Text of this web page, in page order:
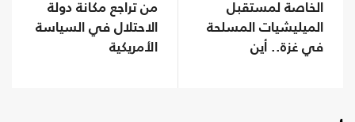
الخاصة لمستقبل
الميليشيات المسلحة
في غزة.. أين
من تراجع مكانة دولة
الاحتلال في السياسة
الأمريكية